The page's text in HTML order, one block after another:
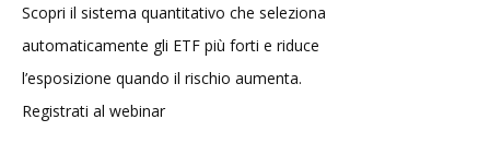
Scopri il sistema quantitativo che seleziona
automaticamente gli ETF più forti e riduce
l’esposizione quando il rischio aumenta.
Registrati al webinar